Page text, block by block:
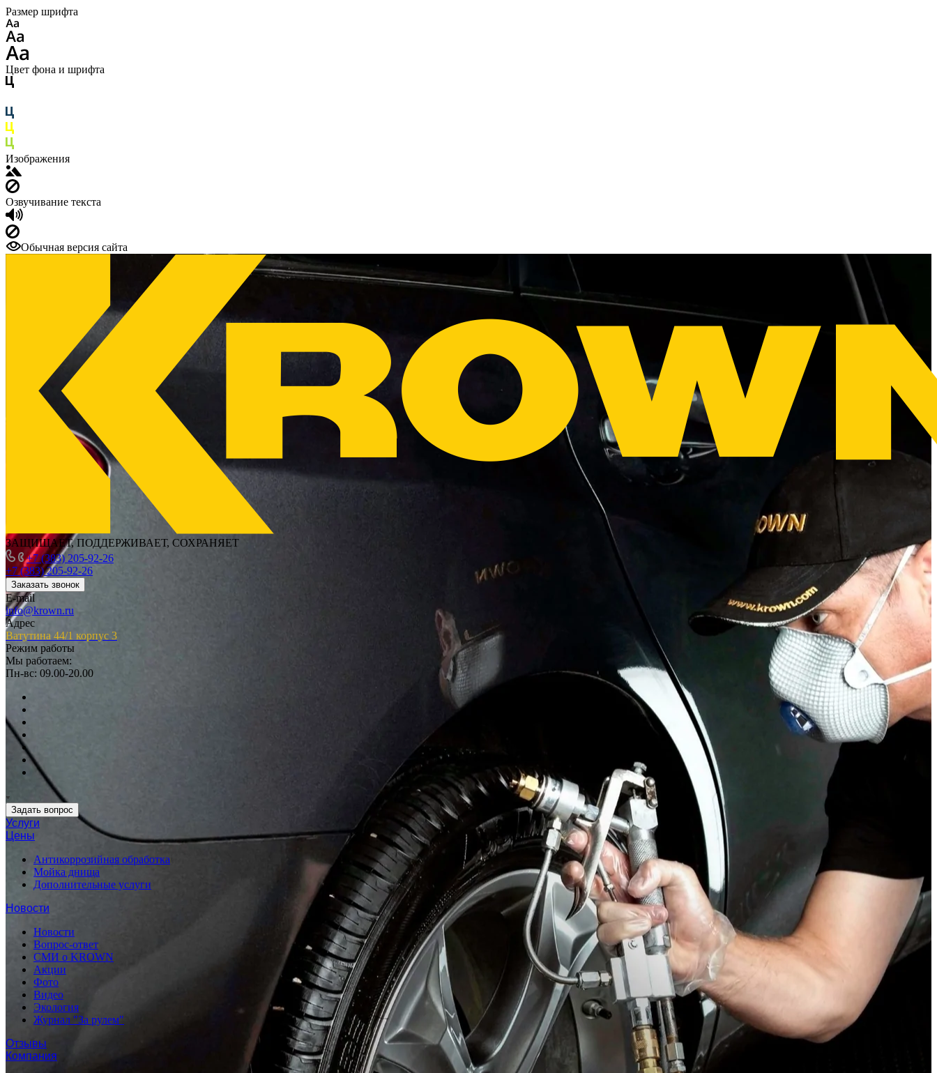
Размер шрифта
Цвет фона и шрифта
Изображения
Озвучивание текста
Обычная версия сайта
ЗАЩИЩАЕТ, ПОДДЕРЖИВАЕТ, СОХРАНЯЕТ
+7 (383) 205-92-26
+7 (383) 205-92-26
Заказать звонок
E-mail
info@krown.ru
Адрес
Ватутина 44/1 корпус 3
Режим работы
Мы работаем:
Пн-вс: 09.00-20.00
Задать вопрос
Услуги
Цены
Антикоррозийная обработка
Мойка днища
Дополнительные услуги
Новости
Новости
Вопрос-ответ
СМИ о KROWN
Акции
Фото
Видео
Экология
Журнал "За рулем"
Отзывы
Компания